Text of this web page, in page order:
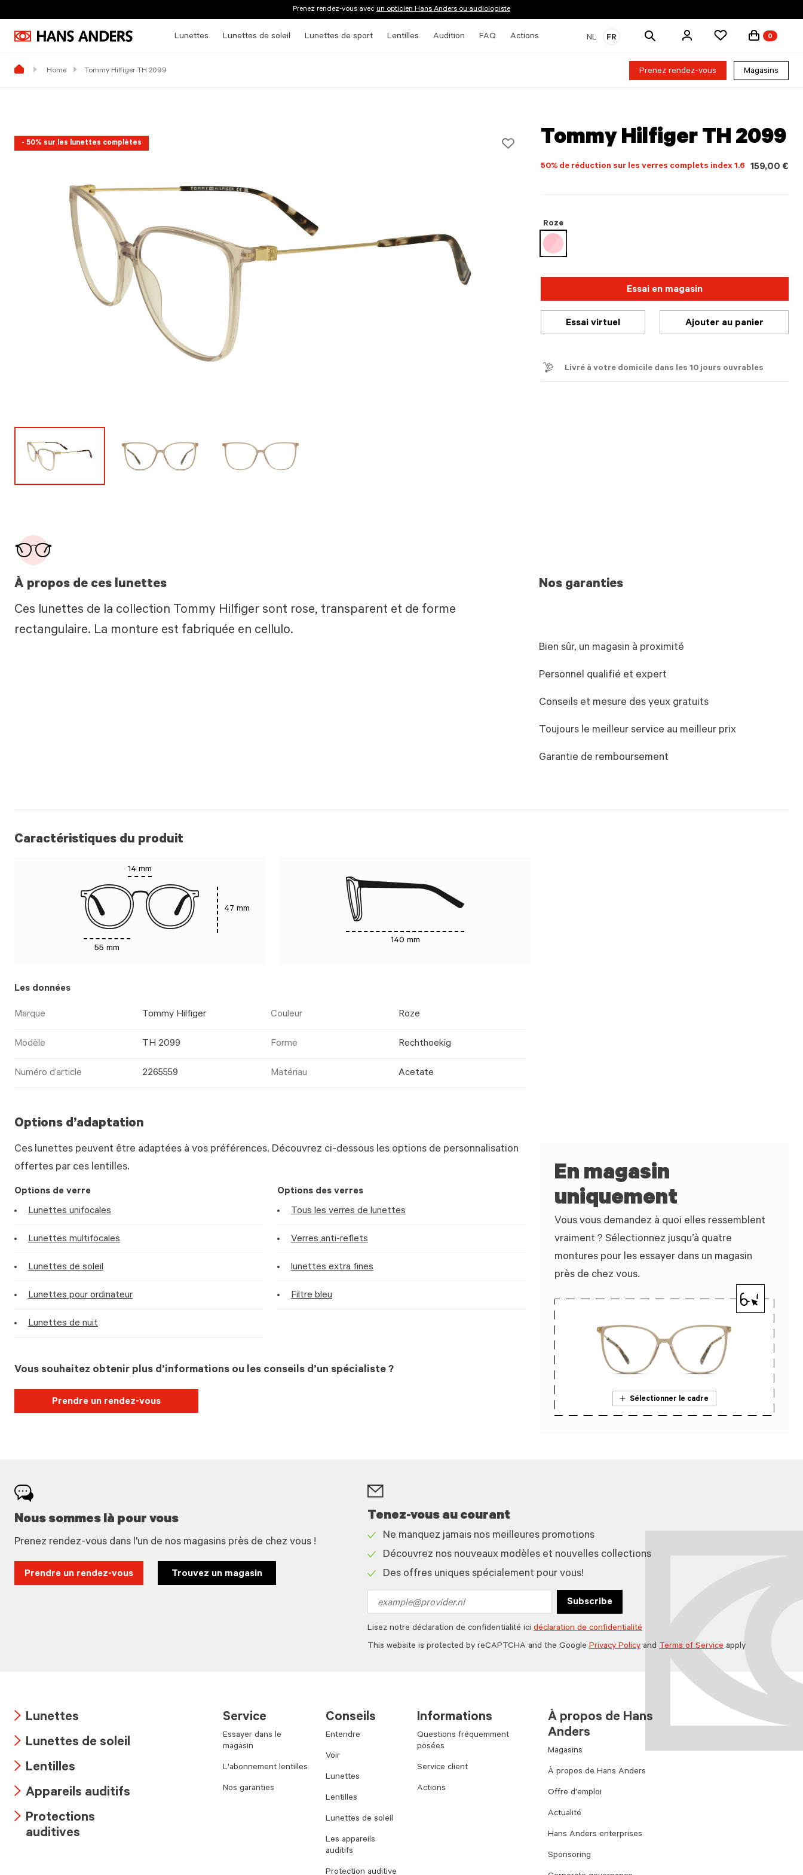
Prenez rendez-vous avec un opticien Hans Anders ou audiologiste
Lunettes Lunettes de soleil Lunettes de sport Lentilles Audition FAQ Actions NL FR
Rechercher
0
Home Tommy Hilfiger TH 2099 Prenez rendez-vous Magasins
- 50% sur les lunettes complètes Tommy Hilfiger TH 2099
50% de réduction sur les verres complets index 1.6 159,00 €
Roze
sélectionné
Essai en magasin
Essai virtuel Ajouter au panier
Livré à votre domicile dans les 10 jours ouvrables
À propos de ces lunettes
Ces lunettes de la collection Tommy Hilfiger sont rose, transparent et de forme
rectangulaire. La monture est fabriquée en cellulo.
Nos garanties
Bien sûr, un magasin à proximité
Personnel qualifié et expert
Conseils et mesure des yeux gratuits
Toujours le meilleur service au meilleur prix
Garantie de remboursement
Caractéristiques du produit
14 mm
55 mm
47 mm
140 mm
Les données
Marque Tommy Hilfiger Couleur Roze
Modèle TH 2099 Forme Rechthoekig
Numéro d’article 2265559 Matériau Acetate
Options d’adaptation
Ces lunettes peuvent être adaptées à vos préférences. Découvrez ci-dessous les options de personnalisation
offertes par ces lentilles.
Options de verre
Lunettes unifocales
Lunettes multifocales
Lunettes de soleil
Lunettes pour ordinateur
Lunettes de nuit
Options des verres
Tous les verres de lunettes
Verres anti-reflets
lunettes extra fines
Filtre bleu
Vous souhaitez obtenir plus d’informations ou les conseils d’un spécialiste ?
Prendre un rendez-vous
En magasin
uniquement
Vous vous demandez à quoi elles ressemblent
vraiment ? Sélectionnez jusqu’à quatre
montures pour les essayer dans un magasin
près de chez vous.
Sélectionner le cadre
Nous sommes là pour vous
Prenez rendez-vous dans l'un de nos magasins près de chez vous !
Prendre un rendez-vous Trouvez un magasin
Tenez-vous au courant
icon
Ne manquez jamais nos meilleures promotions
icon
Découvrez nos nouveaux modèles et nouvelles collections
Des offres uniques spécialement pour vous!
address
Subscribe
Lisez notre déclaration de confidentialité ici déclaration de confidentialité
This website is protected by reCAPTCHA and the Google Privacy Policy and Terms of Service apply
icon
Lunettes
icon
Lunettes de soleil
icon
Lentilles
icon
Appareils auditifs
Arrow
Protections
auditives
Service
Essayer dans le
magasin
L'abonnement lentilles
Nos garanties
Conseils
Entendre
Voir
Lunettes
Lentilles
Lunettes de soleil
Les appareils
auditifs
Protection auditive
Informations
Questions fréquemment
posées
Service client
Actions
À propos de Hans
Anders
Magasins
À propos de Hans Anders
Offre d'emploi
Actualité
Hans Anders enterprises
Sponsoring